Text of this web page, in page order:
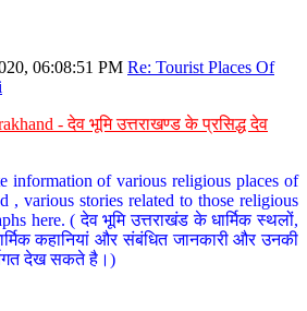
06:08:51 PM Re: Tourist Places Of
- देव भूमि उत्तराखण्ड के प्रसिद्ध देव
information of various religious places of
, various stories related to those religious
here. ( देव भूमि उत्तराखंड के धार्मिक स्थलों,
कहानियां और संबंधित जानकारी और उनकी
देख सकते है।)